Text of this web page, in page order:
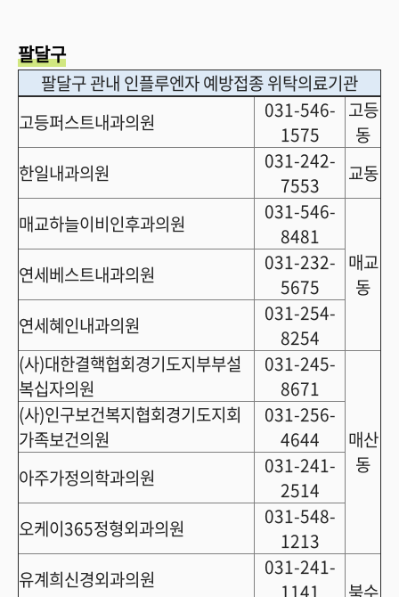
팔달구
팔달구 관내 인플루엔자 예방접종 위탁의료기관
고등퍼스트내과의원
031-546-
1575
고등
동
한일내과의원
031-242-
7553
교동
매교하늘이비인후과의원
031-546-
8481
매교
동
연세베스트내과의원
031-232-
5675
연세혜인내과의원
031-254-
8254
(사)대한결핵협회경기도지부부설
복십자의원
031-245-
8671
매산
동
(사)인구보건복지협회경기도지회
가족보건의원
031-256-
4644
아주가정의학과의원
031-241-
2514
오케이365정형외과의원
031-548-
1213
유계희신경외과의원
031-241-
1141
북수